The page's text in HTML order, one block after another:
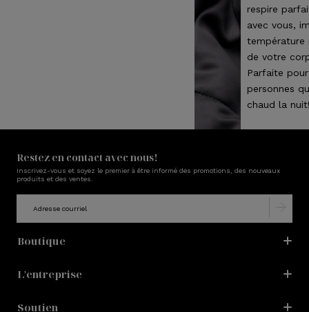
respire
avec vous,
température
de votre
Parfaite
personnes
chaud la
Restez en contact avec nous!
Inscrivez-vous et soyez le premier à être informé des promotions, des nouveaux
produits et des ventes.
Boutique
L'entreprise
Soutien